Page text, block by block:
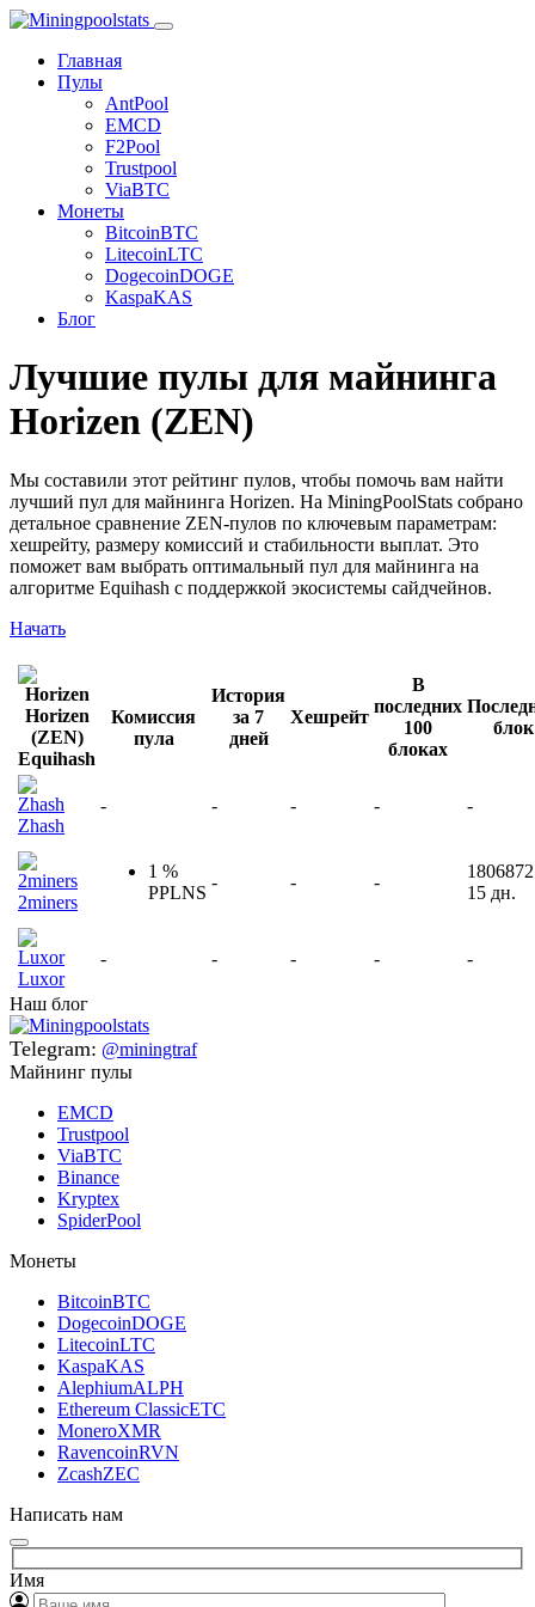
Главная
Пулы
AntPool
EMCD
F2Pool
Trustpool
ViaBTC
Монеты
BitcoinBTC
LitecoinLTC
DogecoinDOGE
KaspaKAS
Блог
Лучшие пулы для майнинга
Horizen (ZEN)
Мы составили этот рейтинг пулов, чтобы помочь вам найти
лучший пул для майнинга Horizen. На MiningPoolStats собрано
детальное сравнение ZEN-пулов по ключевым параметрам:
хешрейту, размеру комиссий и стабильности выплат. Это
поможет вам выбрать оптимальный пул для майнинга на
алгоритме Equihash с поддержкой экосистемы сайдчейнов.
Начать
Horizen
(ZEN)
Equihash
Комиссия
пула
История
за 7
дней
Хешрейт
В
последних
100
блоках
блок
Zhash
- - - - -
2miners
1 %
PPLNS
- - -
1806872
15 дн.
Luxor
- - - - -
Наш блог
Telegram: @miningtraf
Майнинг пулы
EMCD
Trustpool
ViaBTC
Binance
Kryptex
SpiderPool
Монеты
BitcoinBTC
DogecoinDOGE
LitecoinLTC
KaspaKAS
AlephiumALPH
Ethereum ClassicETC
MoneroXMR
RavencoinRVN
ZcashZEC
Написать нам
Имя